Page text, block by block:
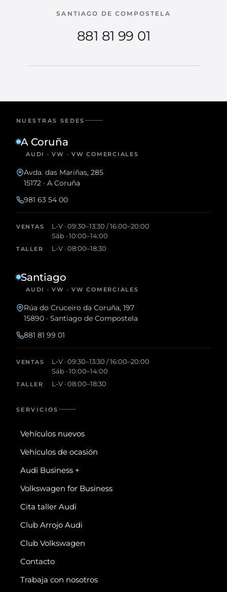
SANTIAGO DE COMPOSTELA
881 81 99 01
NUESTRAS SEDES
A Coruña
AUDI · VW · VW COMERCIALES
Avda. das Mariñas, 285
15172 · A Coruña
981 63 54 00
VENTAS
L-V · 09:30–13:30 / 16:00–20:00
Sáb · 10:00–14:00
TALLER L-V · 08:00–18:30
Santiago
AUDI · VW · VW COMERCIALES
Rúa do Cruceiro da Coruña, 197
15890 · Santiago de Compostela
881 81 99 01
VENTAS
L-V · 09:30–13:30 / 16:00–20:00
Sáb · 10:00–14:00
TALLER L-V · 08:00–18:30
SERVICIOS
Vehículos nuevos
Vehículos de ocasión
Audi Business +
Volkswagen for Business
Cita taller Audi
Club Arrojo Audi
Club Volkswagen
Contacto
Trabaja con nosotros